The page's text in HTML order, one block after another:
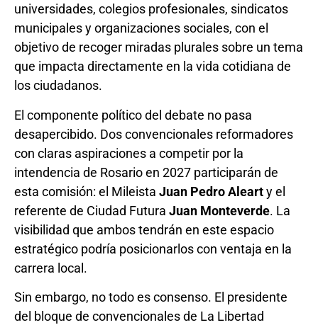
universidades, colegios profesionales, sindicatos
municipales y organizaciones sociales, con el
objetivo de recoger miradas plurales sobre un tema
que impacta directamente en la vida cotidiana de
los ciudadanos.
El componente político del debate no pasa
desapercibido. Dos convencionales reformadores
con claras aspiraciones a competir por la
intendencia de Rosario en 2027 participarán de
esta comisión: el Mileista Juan Pedro Alearty el
referente de Ciudad Futura Juan Monteverde. La
visibilidad que ambos tendrán en este espacio
estratégico podría posicionarlos con ventaja en la
carrera local.
Sin embargo, no todo es consenso. El presidente
del bloque de convencionales de La Libertad